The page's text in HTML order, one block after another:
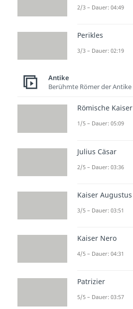
2/3 – Dauer: 04:49
Perikles
3/3 – Dauer: 02:19
Antike
Berühmte Römer der Antike
Römische Kaiser
1/5 – Dauer: 05:09
Julius Cäsar
2/5 – Dauer: 03:36
Kaiser Augustus
3/5 – Dauer: 03:51
Kaiser Nero
4/5 – Dauer: 04:31
Patrizier
5/5 – Dauer: 03:57